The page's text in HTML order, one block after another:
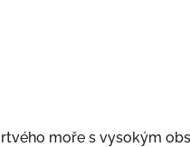
moře s vysokým